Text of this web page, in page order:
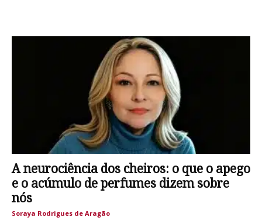
A neurociência dos cheiros: o que o apego
e o acúmulo de perfumes dizem sobre
nós
Soraya Rodrigues de Aragão